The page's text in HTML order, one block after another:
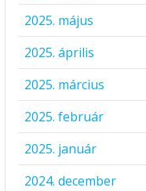
2025. május
2025. április
2025. március
2025. február
2025. január
2024. december